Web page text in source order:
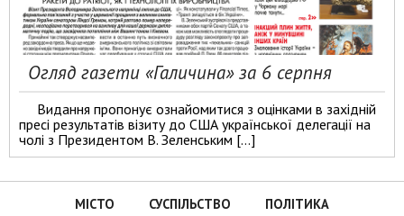
Огляд газети «Галичина» за 6 серпня
Видання пропонує ознайомитися з оцінками в західній
пресі результатів візиту до США української делегації на
чолі з Президентом В. Зеленським […]
МІСТО СУСПІЛЬСТВО ПОЛІТИКА